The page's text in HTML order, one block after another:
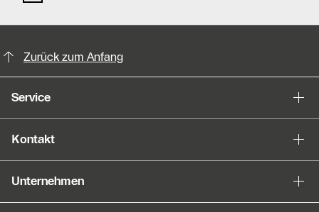
Slider Bildergalerie
Zurück zum Anfang
Service
Kontakt
Unternehmen